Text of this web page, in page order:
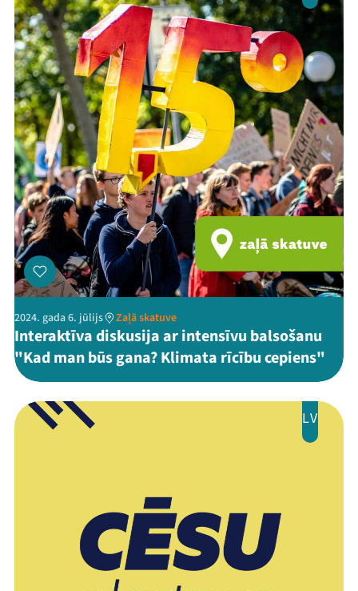
2024. gada 6. jūlijs Zaļā skatuve
Interaktīva diskusija ar intensīvu balsošanu
"Kad man būs gana? Klimata rīcību cepiens"
LV